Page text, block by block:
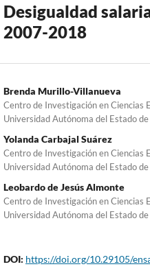
Desigualdad
2007-2018
Brenda Murillo-Villanueva
Centro de Investigación en Ciencias
Universidad Autónoma del Estado
Yolanda Carbajal Suárez
Centro de Investigación en Ciencias
Universidad Autónoma del Estado
Leobardo de Jesús Almonte
Centro de Investigación en Ciencias
Universidad Autónoma del Estado
DOI: https://doi.org/10.29105/